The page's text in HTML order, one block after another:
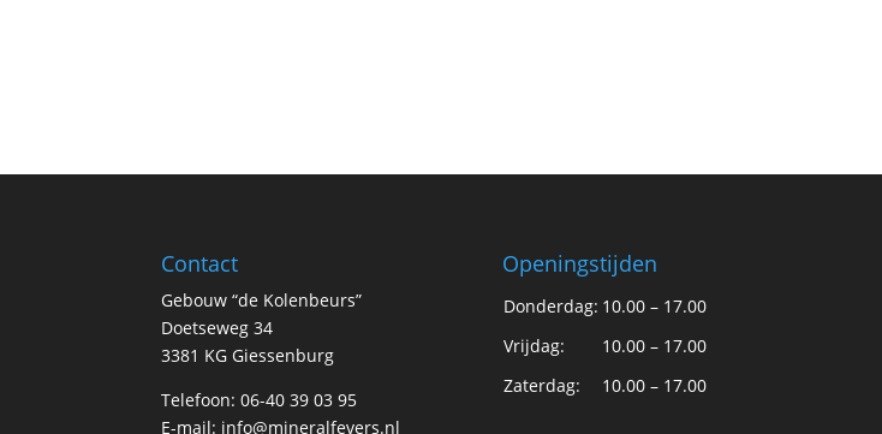
Contact
Gebouw “de Kolenbeurs”
Doetseweg 34
3381 KG Giessenburg
Telefoon: 06-40 39 03 95
E-mail: info@mineralfevers.nl
Openingstijden
Donderdag: 10.00 – 17.00
Vrijdag:
10.00 – 17.00
Zaterdag:
10.00 – 17.00